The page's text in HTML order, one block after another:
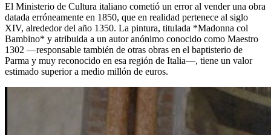
El Ministerio de Cultura italiano cometió un error al vender una obra
datada erróneamente en 1850, que en realidad pertenece al siglo
XIV, alrededor del año 1350. La pintura, titulada *Madonna col
Bambino* y atribuida a un autor anónimo conocido como Maestro
1302 —responsable también de otras obras en el baptisterio de
Parma y muy reconocido en esa región de Italia—, tiene un valor
estimado superior a medio millón de euros.